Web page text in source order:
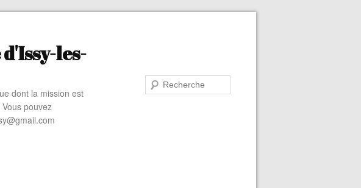
les-
dont la mission est
pouvez